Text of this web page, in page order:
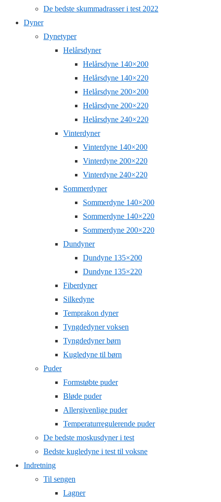
De bedste skummadrasser i test 2022
Dyner
Dynetyper
Helårsdyner
Helårsdyne 140×200
Helårsdyne 140×220
Helårsdyne 200×200
Helårsdyne 200×220
Helårsdyne 240×220
Vinterdyner
Vinterdyne 140×200
Vinterdyne 200×220
Vinterdyne 240×220
Sommerdyner
Sommerdyne 140×200
Sommerdyne 140×220
Sommerdyne 200×220
Dundyner
Dundyne 135×200
Dundyne 135×220
Fiberdyner
Silkedyne
Temprakon dyner
Tyngdedyner voksen
Tyngdedyner børn
Kugledyne til børn
Puder
Formstøbte puder
Bløde puder
Allergivenlige puder
Temperaturregulerende puder
De bedste moskusdyner i test
Bedste kugledyne i test til voksne
Indretning
Til sengen
Lagner